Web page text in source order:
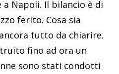
Napoli. Il bilancio è di
ferito. Cosa sia
tutto da chiarire.
fino ad ora un
sono stati condotti